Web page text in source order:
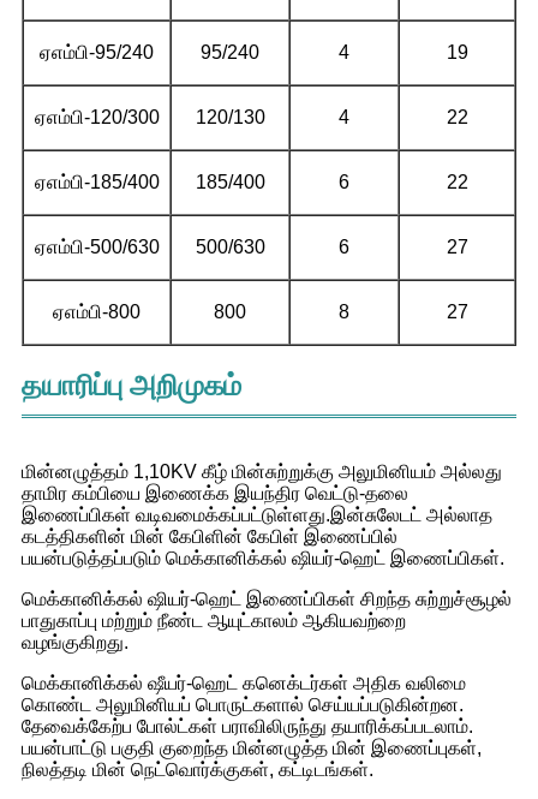
ஏஎம்பி-95/240 95/240 4 19
ஏஎம்பி-120/300 120/130 4 22
ஏஎம்பி-185/400 185/400 6 22
ஏஎம்பி-500/630 500/630 6 27
ஏஎம்பி-800 800 8 27
தயாரிப்பு அறிமுகம்
மின்னழுத்தம் 1,10KV கீழ் மின்சுற்றுக்கு அலுமினியம் அல்லது
தாமிர கம்பியை இணைக்க இயந்திர வெட்டு-தலை
இணைப்பிகள் வடிவமைக்கப்பட்டுள்ளது.இன்சுலேடட் அல்லாத
கடத்திகளின் மின் கேபிளின் கேபிள் இணைப்பில்
பயன்படுத்தப்படும் மெக்கானிக்கல் ஷியர்-ஹெட் இணைப்பிகள்.
மெக்கானிக்கல் ஷியர்-ஹெட் இணைப்பிகள் சிறந்த சுற்றுச்சூழல்
பாதுகாப்பு மற்றும் நீண்ட ஆயுட்காலம் ஆகியவற்றை
வழங்குகிறது.
மெக்கானிக்கல் ஷீயர்-ஹெட் கனெக்டர்கள் அதிக வலிமை
கொண்ட அலுமினியப் பொருட்களால் செய்யப்படுகின்றன.
தேவைக்கேற்ப போல்ட்கள் பராவிலிருந்து தயாரிக்கப்படலாம்.
பயன்பாட்டு பகுதி குறைந்த மின்னழுத்த மின் இணைப்புகள்,
நிலத்தடி மின் நெட்வொர்க்குகள், கட்டிடங்கள்.